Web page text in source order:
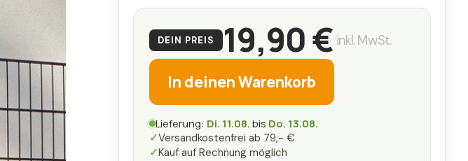
DEIN PREIS 19,90 € inkl. MwSt.
In deinen Warenkorb
Lieferung: Di. 11.08.bis Do. 13.08.
✓Versandkostenfrei ab 79,- €
✓Kauf auf Rechnung möglich